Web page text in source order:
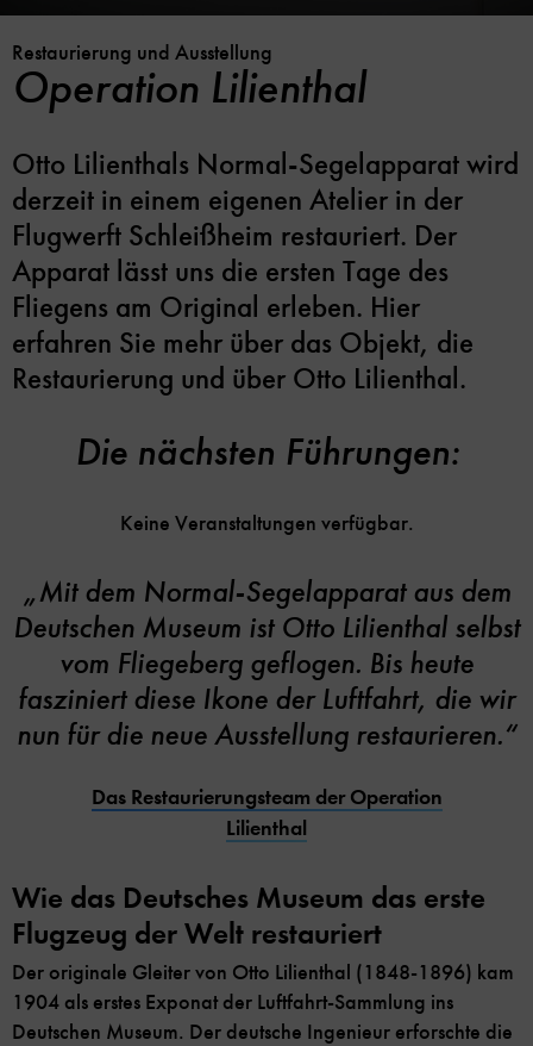
Restaurierung und Ausstellung
Operation Lilienthal
Otto Lilienthals Normal-Segelapparat wird
derzeit in einem eigenen Atelier in der
Flugwerft Schleißheim restauriert. Der
Apparat lässt uns die ersten Tage des
Fliegens am Original erleben. Hier
erfahren Sie mehr über das Objekt, die
Restaurierung und über Otto Lilienthal.
Die nächsten Führungen:
Keine Veranstaltungen verfügbar.
„Mit dem Normal-Segelapparat aus dem
Deutschen Museum ist Otto Lilienthal selbst
vom Fliegeberg geflogen. Bis heute
fasziniert diese Ikone der Luftfahrt, die wir
nun für die neue Ausstellung restaurieren.“
Das Restaurierungsteam der Operation
Lilienthal
Wie das Deutsches Museum das erste
Flugzeug der Welt restauriert
Der originale Gleiter von Otto Lilienthal (1848-1896) kam
1904 als erstes Exponat der Luftfahrt-Sammlung ins
Deutschen Museum. Der deutsche Ingenieur erforschte die